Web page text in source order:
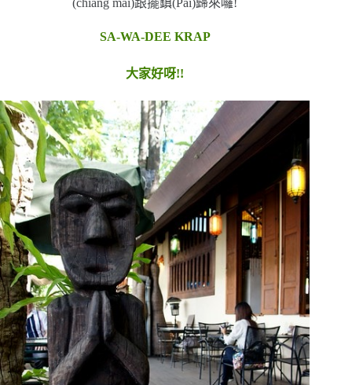
SA-WA-DEE KRAP
大家好呀!!